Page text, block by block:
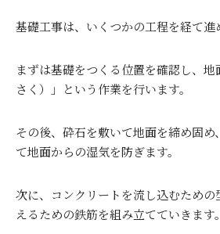
基礎工事は、いくつかの工程を経て進
まずは基礎をつくる位置を確認し、地
さく）」という作業を行います。
その後、砕石を敷いて地面を締め固め
て地面からの湿気を防ぎます。
次に、コンクリートを流し込むため
えるための鉄筋を組み立てていきます。